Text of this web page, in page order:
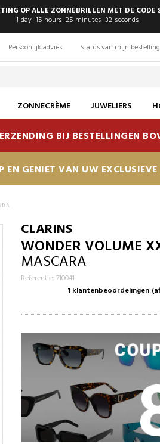
OP ALLE ZONNEBRILLEN MET DE CODE
1 day 15 hours 25 minutes 31 seconds
Persoonlijk advies Status van mijn bestelling
ZONNECRÈME JUWELIERS
BIJ BESTELLINGEN
EN GENIET VAN UW
CLARINS
WONDER VOLUME
MASCARA
Referentie: 710041
1 klantenbeoordelingen